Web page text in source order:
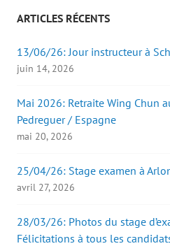
ARTICLES RÉCENTS
13/06/26: Jour instructeur à
juin 14, 2026
Mai 2026: Retraite Wing Chun
Pedreguer / Espagne
mai 20, 2026
25/04/26: Stage examen à
avril 27, 2026
28/03/26: Photos du stage
Félicitations à tous les